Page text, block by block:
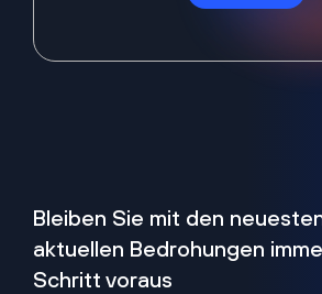
Bleiben Sie mit den
aktuellen Bedrohungen
Schritt voraus